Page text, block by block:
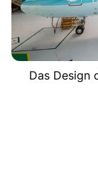
Das Design